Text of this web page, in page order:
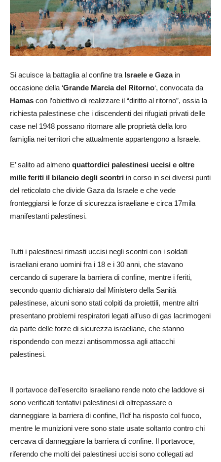
Si acuisce la battaglia al confine tra Israele e Gazain
occasione della ‘Grande Marcia del Ritorno‘, convocata da
Hamas con l’obiettivo di realizzare il “diritto al ritorno”, ossia la
richiesta palestinese che i discendenti dei rifugiati privati delle
case nel 1948 possano ritornare alle proprietà della loro
famiglia nei territori che attualmente appartengono a Israele.
E’ salito ad almeno quattordici palestinesi uccisi e oltre
mille feriti il bilancio degli scontri in corso in sei diversi punti
del reticolato che divide Gaza da Israele e che vede
fronteggiarsi le forze di sicurezza israeliane e circa 17mila
manifestanti palestinesi.
Tutti i palestinesi rimasti uccisi negli scontri con i soldati
israeliani erano uomini fra i 18 e i 30 anni, che stavano
cercando di superare la barriera di confine, mentre i feriti,
secondo quanto dichiarato dal Ministero della Sanità
palestinese, alcuni sono stati colpiti da proiettili, mentre altri
presentano problemi respiratori legati all’uso di gas lacrimogeni
da parte delle forze di sicurezza israeliane, che stanno
rispondendo con mezzi antisommossa agli attacchi
palestinesi.
Il portavoce dell’esercito israeliano rende noto che laddove si
sono verificati tentativi palestinesi di oltrepassare o
danneggiare la barriera di confine, l’Idf ha risposto col fuoco,
mentre le munizioni vere sono state usate soltanto contro chi
cercava di danneggiare la barriera di confine. Il portavoce,
riferendo che molti dei palestinesi uccisi sono collegati ad